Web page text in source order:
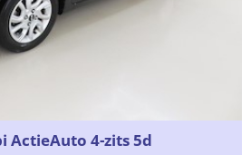
ActieAuto 4-zits 5d